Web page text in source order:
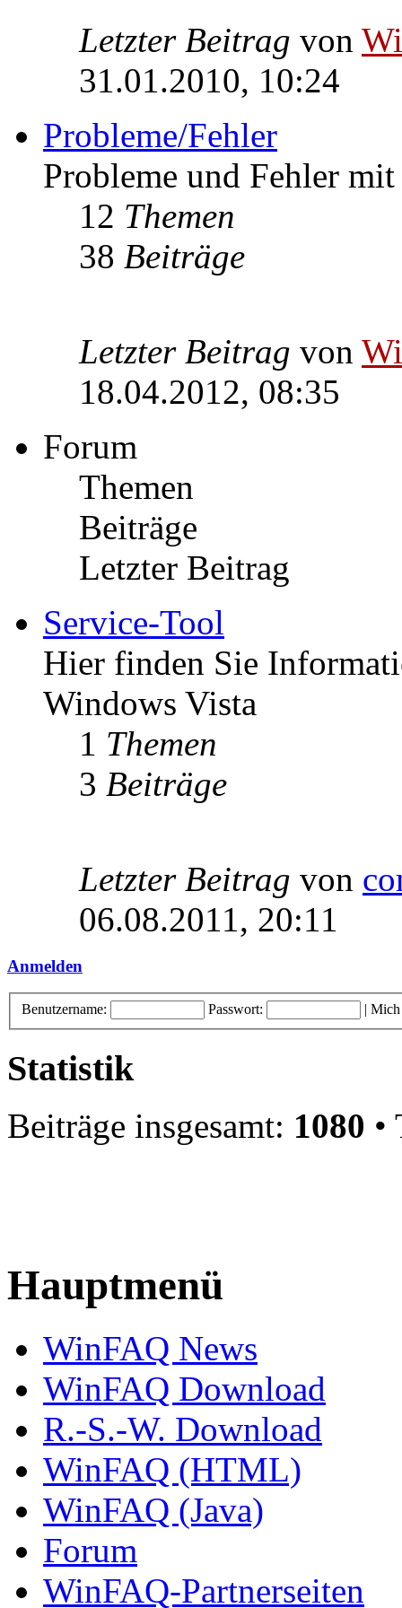
Letzter Beitrag von
31.01.2010, 10:24
Probleme/Fehler
Probleme und Fehler
12 Themen
38 Beiträge
Letzter Beitrag von
18.04.2012, 08:35
Forum
Themen
Beiträge
Letzter Beitrag
Service-Tool
Hier finden Sie
Windows Vista
1 Themen
3 Beiträge
Letzter Beitrag von
06.08.2011, 20:11
Anmelden
Benutzername: Passwort: | Mich
Statistik
Beiträge insgesamt: 1080 •
Hauptmenü
WinFAQ News
WinFAQ Download
R.-S.-W. Download
WinFAQ (HTML)
WinFAQ (Java)
Forum
WinFAQ-Partnerseiten